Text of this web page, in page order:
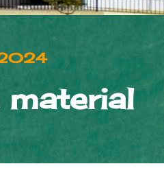
2024
material